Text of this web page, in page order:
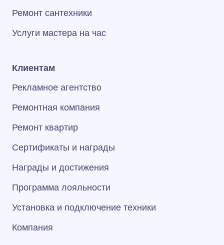
Ремонт сантехники
Услуги мастера на час
Клиентам
Рекламное агентство
Ремонтная компания
Ремонт квартир
Сертификаты и награды
Награды и достижения
Программа лояльности
Установка и подключение техники
Компания